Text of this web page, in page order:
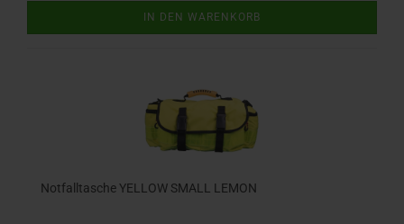
IN DEN WARENKORB
Notfalltasche YELLOW SMALL LEMON